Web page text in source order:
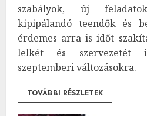
szabályok, új
kipipálandó teendők és
érdemes arra is időt
lelkét és szervezetét
szeptemberi változásokra.
TOVÁBBI RÉSZLETEK